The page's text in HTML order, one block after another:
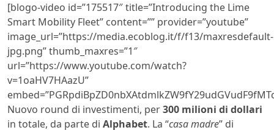
[blogo-video id=”175517″ title=”Introducing the Lime
Smart Mobility Fleet” content=”” provider=”youtube”
image_url=”https://media.ecoblog.it/f/f13/maxresdefault-
jpg.png” thumb_maxres=”1″
url=”https://www.youtube.com/watch?
v=1oaHV7HAazU”
Nuovo round di investimenti, per300 milioni di dollari
in totale, da parte di Alphabet. La “casa madre” di